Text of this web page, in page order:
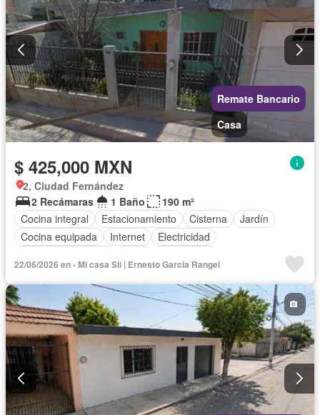
Remate Bancario
Casa
$ 425,000 MXN
2, Ciudad Fernández
2 Recámaras
1 Baño
190 m²
Cocina integral
Estacionamiento Cisterna
Jardín
Cocina equipada
Internet
Electricidad
Televisión por cable
Recámara con closet
Permite mascotas
Permite niños
Parcialmente amueblado
22/06/2026 en - Mi casa Sii | Ernesto Garcia Rangel